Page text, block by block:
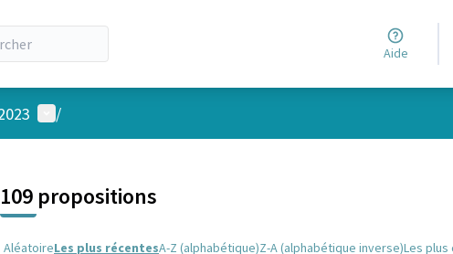
Aide
Menu utilisateur
/
109 propositions
AléatoireLes plus récentesA-Z (alphabétique)Z-A (alphabétique inverse)Les